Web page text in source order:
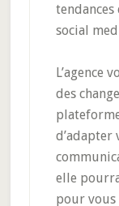
social
L’agence
des
d’adapter
elle
pour vous